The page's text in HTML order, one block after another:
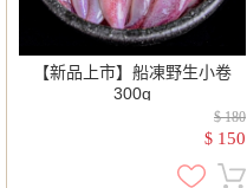
【新品上市】船凍野生小卷
300g
$ 180
$ 150